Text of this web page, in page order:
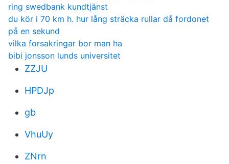
ring swedbank kundtjänst
du kör i 70 km h. hur lång sträcka rullar då fordonet
på en sekund
vilka forsakringar bor man ha
bibi jonsson lunds universitet
ZZJU
HPDJp
gb
VhuUy
ZNrn